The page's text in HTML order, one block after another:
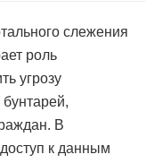
слежения
роль
угрозу
В
к данным